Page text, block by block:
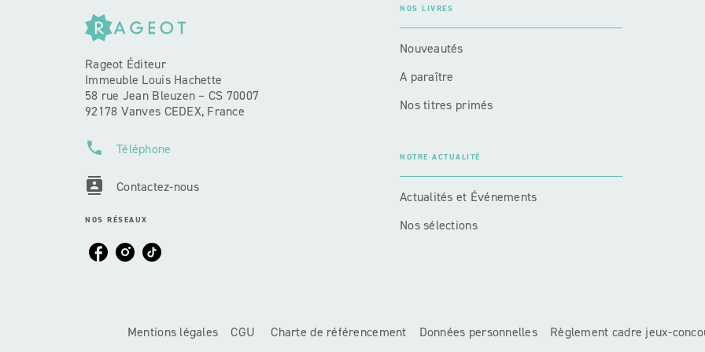
Rageot Éditeur
Immeuble Louis Hachette
58 rue Jean Bleuzen – CS 70007
92178 Vanves CEDEX, France
phone Téléphone
contacts Contactez-nous
NOS RÉSEAUX
NOS LIVRES
Nouveautés
A paraître
Nos titres primés
NOTRE ACTUALITÉ
Actualités et Événements
Nos sélections
Mentions légales CGU Charte de référencement Données personnelles Règlement cadre jeux-